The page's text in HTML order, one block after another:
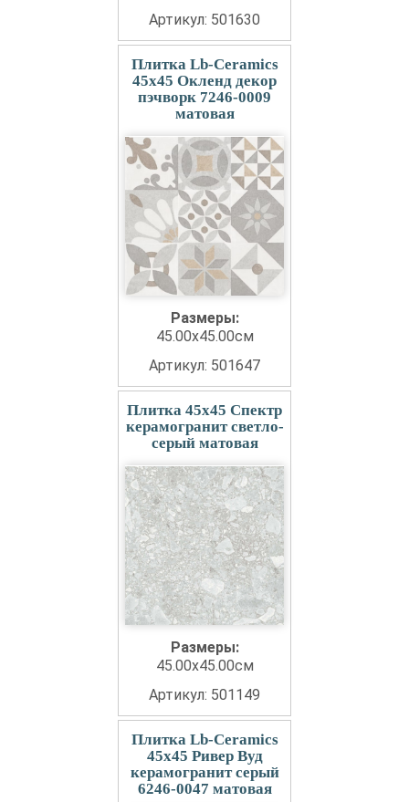
Артикул: 501630
Плитка Lb-Ceramics
45x45 Окленд декор
пэчворк 7246-0009
матовая
Размеры:
45.00x45.00см
Артикул: 501647
Плитка 45x45 Спектр
керамогранит светло-
серый матовая
Размеры:
45.00x45.00см
Артикул: 501149
Плитка Lb-Ceramics
45x45 Ривер Вуд
керамогранит серый
6246-0047 матовая